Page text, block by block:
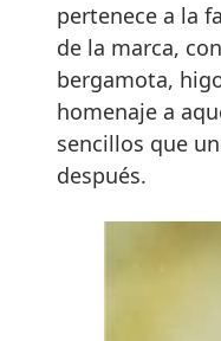
pertenece a la
de la marca,
bergamota,
homenaje a
sencillos que
después.